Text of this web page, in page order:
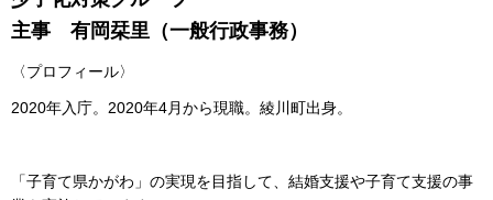
主事 有岡栞里（一般行政事務）
〈プロフィール〉
2020年入庁。2020年4月から現職。綾川町出身。
「子育て県かがわ」の実現を目指して、結婚支援や子育て支援の事